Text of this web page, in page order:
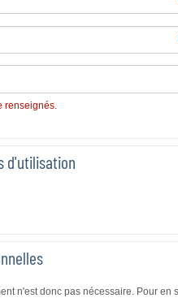
renseignés.
d'utilisation
n'est donc pas nécessaire. Pour en